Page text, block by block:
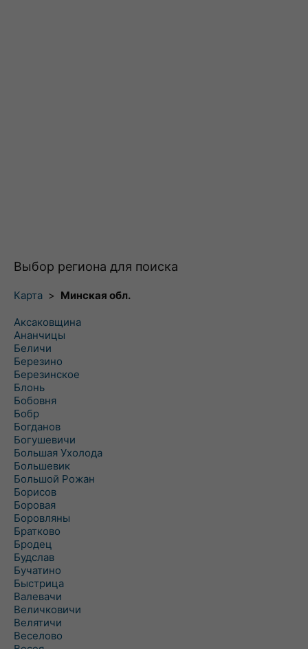
Выбор региона для поиска
Карта > Минская обл.
Аксаковщина
Ананчицы
Беличи
Березино
Березинское
Блонь
Бобовня
Бобр
Богданов
Богушевичи
Большая Ухолода
Большевик
Большой Рожан
Борисов
Боровая
Боровляны
Братково
Бродец
Будслав
Бучатино
Быстрица
Валевачи
Величковичи
Велятичи
Веселово